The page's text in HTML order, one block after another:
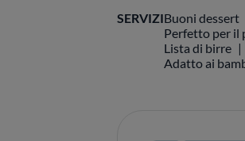
SERVIZIBuoni dessert
Perfetto per il
Lista di birre
Adatto ai